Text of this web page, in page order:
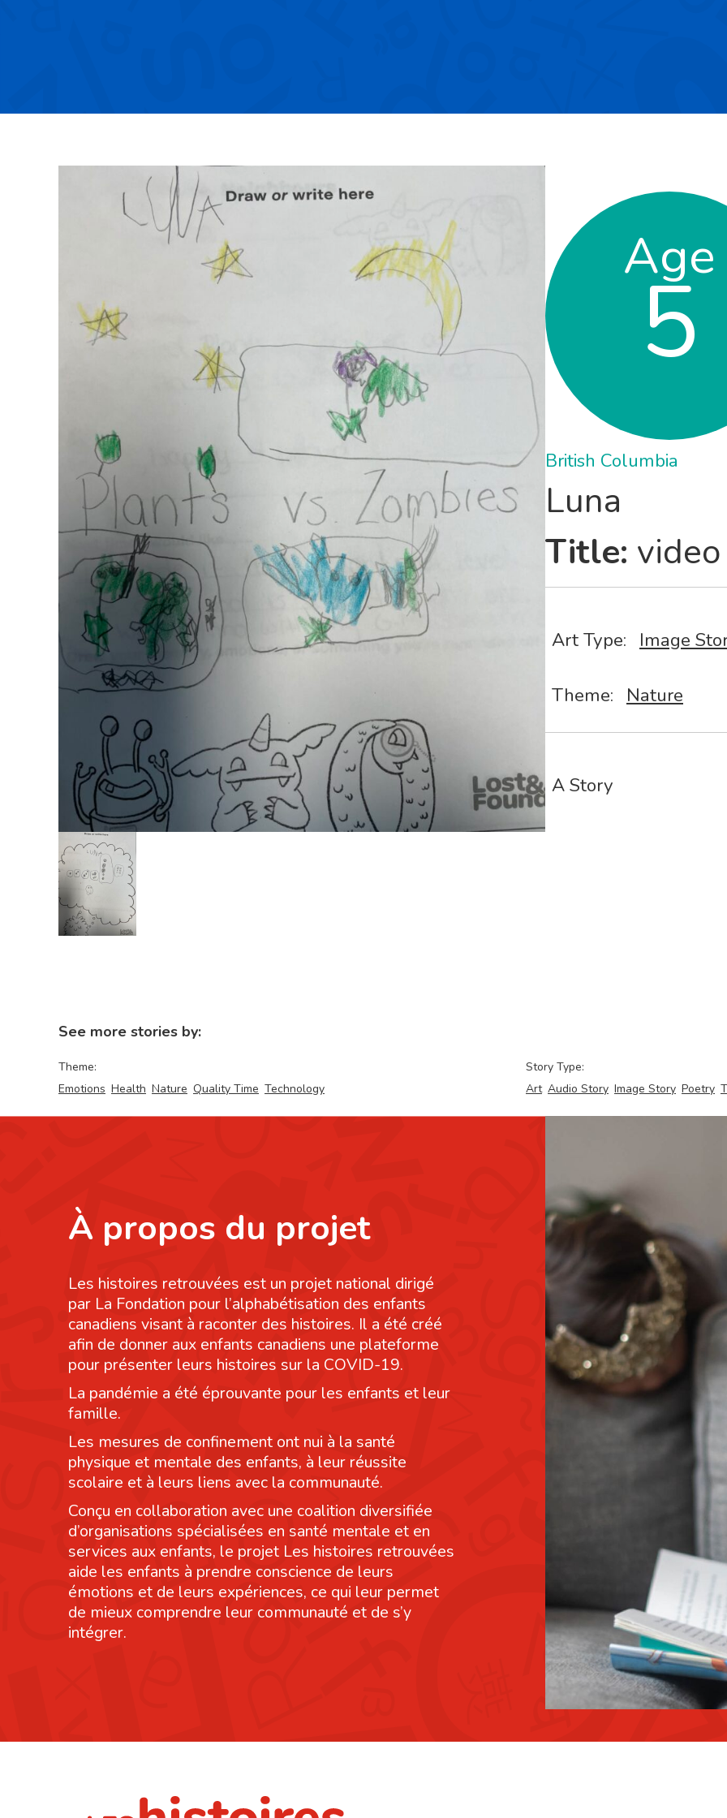
Age
5
British Columbia
Luna
Title:
Art Type: Image
Theme: Nature
A Story
See more stories by:
Theme:
Emotions Health Nature Quality Time Technology
Story Type:
Art Audio Story Image Story Poetry
À propos du projet
Les histoires retrouvées est un projet national dirigé
par La Fondation pour l’alphabétisation des enfants
canadiens visant à raconter des histoires. Il a été créé
afin de donner aux enfants canadiens une plateforme
pour présenter leurs histoires sur la COVID-19.
La pandémie a été éprouvante pour les enfants et leur
famille.
Les mesures de confinement ont nui à la santé
physique et mentale des enfants, à leur réussite
scolaire et à leurs liens avec la communauté.
Conçu en collaboration avec une coalition diversifiée
d’organisations spécialisées en santé mentale et en
services aux enfants, le projet Les histoires retrouvées
aide les enfants à prendre conscience de leurs
émotions et de leurs expériences, ce qui leur permet
de mieux comprendre leur communauté et de s’y
intégrer.